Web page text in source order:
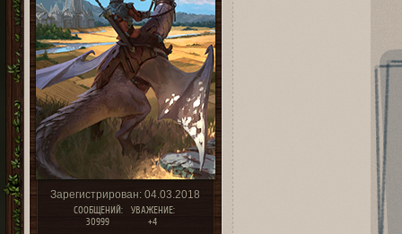
Зарегистрирован: 04.03.2018
СООБЩЕНИЙ:
30999
УВАЖЕНИЕ:
+4